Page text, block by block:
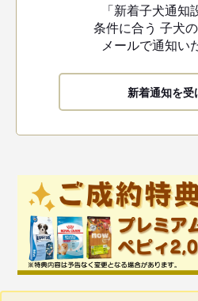
「新着子犬通知
条件に合う 子犬
メールで通知い
新着通知を受